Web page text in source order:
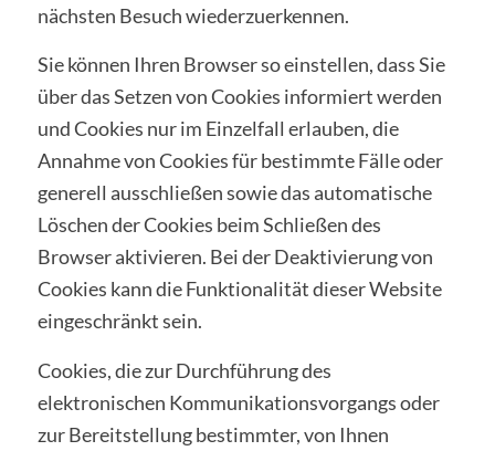
nächsten Besuch wiederzuerkennen.
Sie können Ihren Browser so einstellen, dass Sie
über das Setzen von Cookies informiert werden
und Cookies nur im Einzelfall erlauben, die
Annahme von Cookies für bestimmte Fälle oder
generell ausschließen sowie das automatische
Löschen der Cookies beim Schließen des
Browser aktivieren. Bei der Deaktivierung von
Cookies kann die Funktionalität dieser Website
eingeschränkt sein.
Cookies, die zur Durchführung des
elektronischen Kommunikationsvorgangs oder
zur Bereitstellung bestimmter, von Ihnen